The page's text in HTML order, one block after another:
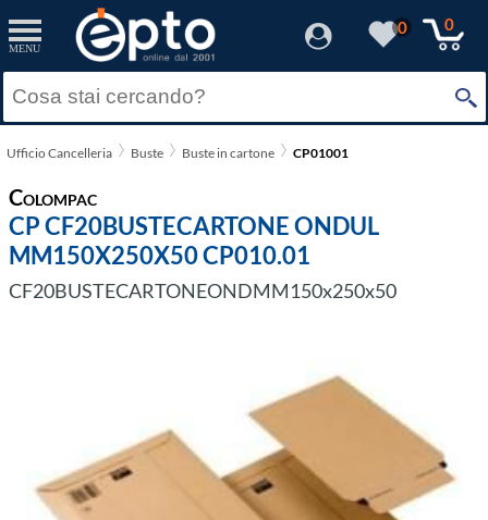
MENU
0 0
Ufficio Cancelleria Buste Buste in cartone CP01001
Colompac
CP CF20BUSTECARTONE ONDUL
MM150X250X50 CP010.01
CF20BUSTECARTONEONDMM150x250x50